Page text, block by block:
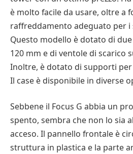
è molto facile da usare, oltre a
raffreddamento adeguato per i
Questo modello è dotato di
120 mm e di ventole di scarico
Inoltre, è dotato di supporti
Il case è disponibile in diverse
Sebbene il Focus G abbia un
spento, sembra che non lo sia
acceso. Il pannello frontale è
struttura in plastica e la parte